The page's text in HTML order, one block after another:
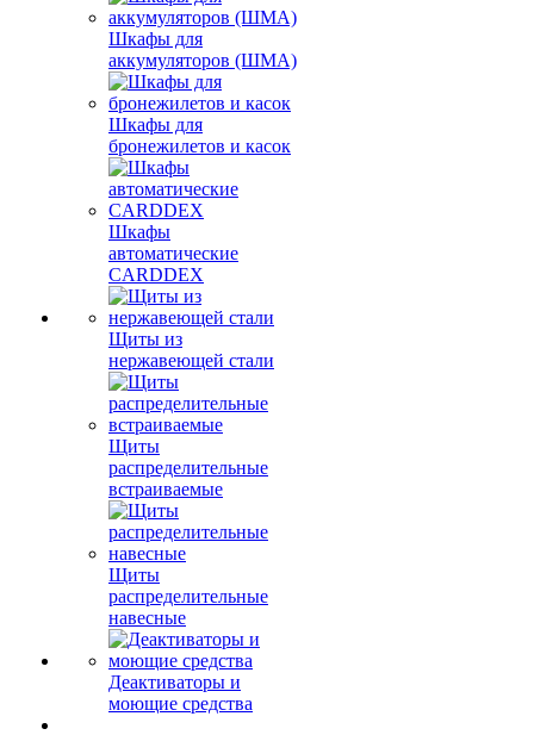
Шкафы для
аккумуляторов (ШМА)
Шкафы для
бронежилетов и касок
Шкафы
автоматические
CARDDEX
Щиты из
нержавеющей стали
Щиты
распределительные
встраиваемые
Щиты
распределительные
навесные
Деактиваторы и
моющие средства